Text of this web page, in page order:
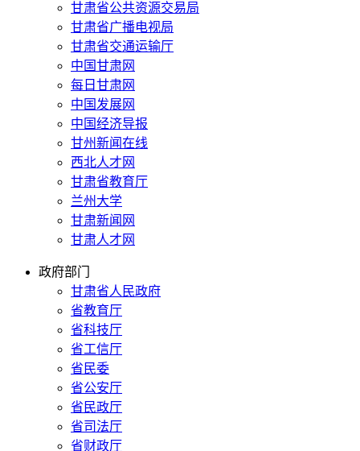
甘肃省公共资源交易局
甘肃省广播电视局
甘肃省交通运输厅
中国甘肃网
每日甘肃网
中国发展网
中国经济导报
甘州新闻在线
西北人才网
甘肃省教育厅
兰州大学
甘肃新闻网
甘肃人才网
政府部门
甘肃省人民政府
省教育厅
省科技厅
省工信厅
省民委
省公安厅
省民政厅
省司法厅
省财政厅